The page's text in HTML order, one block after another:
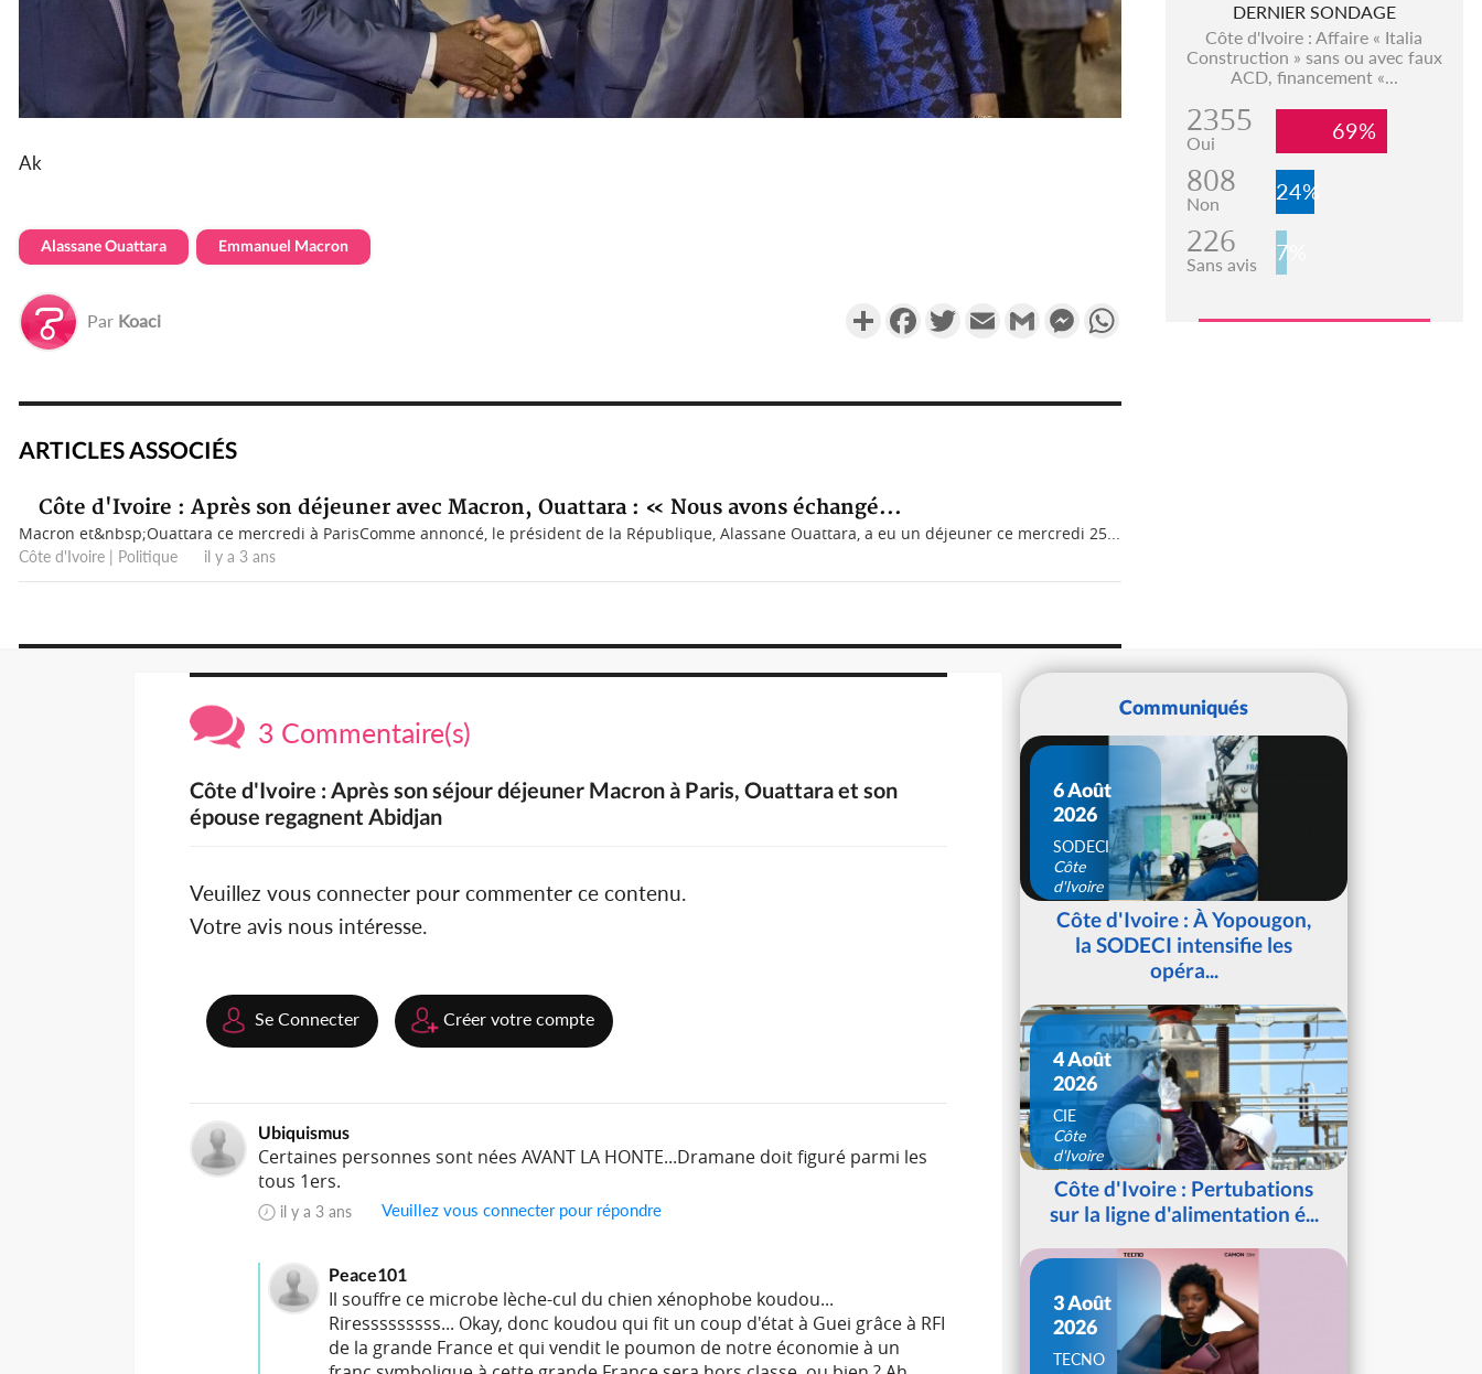
Ak
Alassane Ouattara Emmanuel Macron
Par Koaci PartagerFacebookTwitterEmail Gmail Messenger
ARTICLES ASSOCIÉS
Côte d'Ivoire : Après son déjeuner avec Macron, Ouattara : « Nous avons échangé...
Macron et&nbsp;Ouattara ce mercredi à ParisComme annoncé, le président de la République, Alassane Ouattara, a eu un déjeuner ce mercredi 25...
Côte d'Ivoire | Politique il y a 3 ans
DERNIER SONDAGE
Côte d'Ivoire : Affaire « Italia
Construction » sans ou avec faux
ACD, financement «...
2355
Oui 69%
808
Non 24%
226
Sans avis 7%
3 Commentaire(s)
Côte d'Ivoire : Après son séjour déjeuner Macron à Paris, Ouattara et son
épouse regagnent Abidjan
Veuillez vous connecter pour commenter ce contenu.
Votre avis nous intéresse.
Se Connecter Créer votre compte
Ubiquismus
Certaines personnes sont nées AVANT LA HONTE...Dramane doit figuré parmi les
tous 1ers.
il y a 3 ans Veuillez vous connecter pour répondre
Peace101
Il souffre ce microbe lèche-cul du chien xénophobe koudou...
Riresssssssss... Okay, donc koudou qui fit un coup d'état à Guei grâce à RFI
de la grande France et qui vendit le poumon de notre économie à un
Communiqués
6 Août
2026
SODECI
Côte
d'Ivoire
Côte d'Ivoire : À Yopougon,
la SODECI intensifie les
opéra...
4 Août
2026
CIE
Côte
d'Ivoire
Côte d'Ivoire : Pertubations
sur la ligne d'alimentation é...
3 Août
2026
TECNO